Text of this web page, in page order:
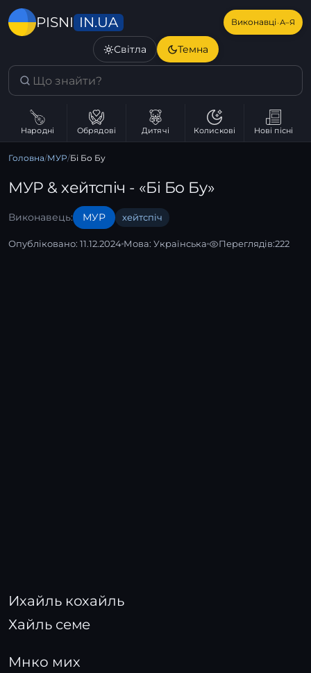
PISNI IN.UA Виконавці·А–Я
Світла Темна
Народні Обрядові Дитячі Колискові Нові пісні
Головна/МУР/Бі Бо Бу
МУР & хейтспіч - «Бі Бо Бу»
Виконавець: МУР хейтспіч
Опубліковано: 11.12.2024 Мова: Українська Переглядів:222
Ихайль кохайль
Хайль семе
Мнко мих